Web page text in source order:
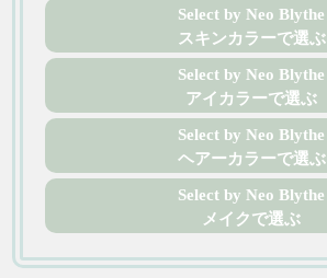
Select by Neo Blythe
スキンカラーで選ぶ
Select by Neo Blythe
アイカラーで選ぶ
Select by Neo Blythe
ヘアーカラーで選ぶ
Select by Neo Blythe
メイクで選ぶ